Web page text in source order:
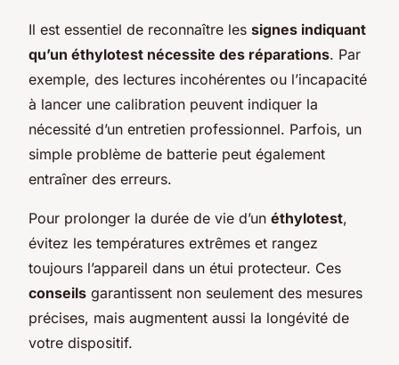
Il est essentiel de reconnaître les signes indiquant
qu’un éthylotest nécessite des réparations. Par
exemple, des lectures incohérentes ou l’incapacité
à lancer une calibration peuvent indiquer la
nécessité d’un entretien professionnel. Parfois, un
simple problème de batterie peut également
entraîner des erreurs.
Pour prolonger la durée de vie d’un éthylotest,
évitez les températures extrêmes et rangez
toujours l’appareil dans un étui protecteur. Ces
conseils garantissent non seulement des mesures
précises, mais augmentent aussi la longévité de
votre dispositif.